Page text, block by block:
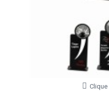
Clique